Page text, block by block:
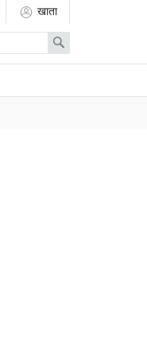
खाता
Search